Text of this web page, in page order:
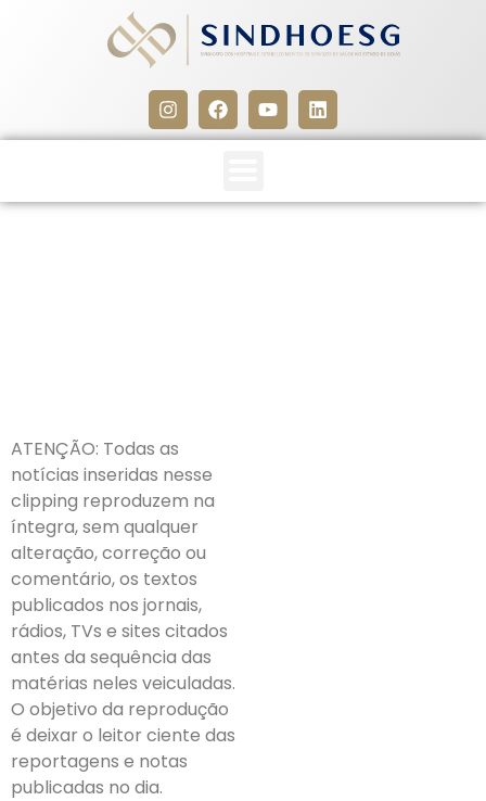
ATENÇÃO: Todas as
notícias inseridas nesse
clipping reproduzem na
íntegra, sem qualquer
alteração, correção ou
comentário, os textos
publicados nos jornais,
rádios, TVs e sites citados
antes da sequência das
matérias neles veiculadas.
O objetivo da reprodução
é deixar o leitor ciente das
reportagens e notas
publicadas no dia.